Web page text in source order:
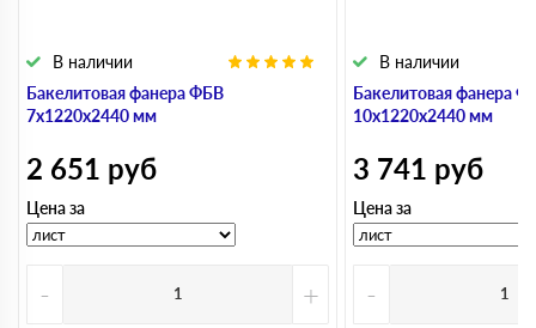
Бакелитовая фанера ФБВ
7х1220х2440 мм
В наличии
2 651 руб
Цена за
- +
Бакелитовая фанера
10х1220х2440 мм
В наличии
3 741 руб
Цена за
-